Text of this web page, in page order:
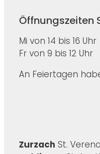
Öffnungszeiten
Mi von 14 bis 16 Uhr
Fr von 9 bis 12 Uhr
An Feiertagen
Zurzach St. Verena